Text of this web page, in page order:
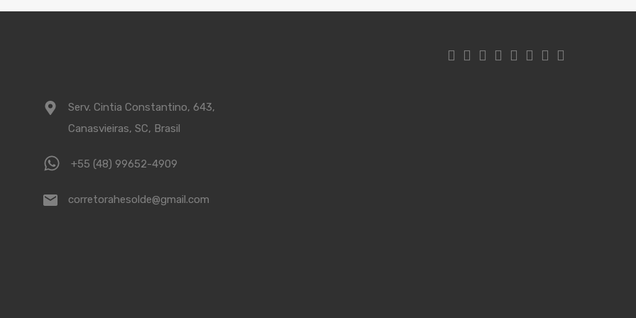
Serv. Cintia Constantino, 643,
Canasvieiras, SC, Brasil
+55 (48) 99652-4909
corretorahesolde@gmail.com